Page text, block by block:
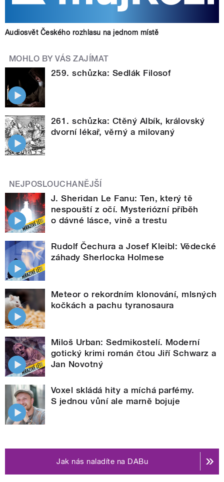
Audiosvět Českého rozhlasu na jednom místě
MOHLO BY VÁS ZAJÍMAT
259. schůzka: Sedlák Filosof
261. schůzka: Ctěný Albík, královský
dvorní lékař, věrný a milovaný
NEJPOSLOUCHANĚJŠÍ
J. Sheridan Le Fanu: Ten, který tě
nespouští z očí. Mysteriózní příběh
o dávné lásce, vině a trestu
Rudolf Čechura a Josef Kleibl: Vědecké
záhady Sherlocka Holmese
Meteor o rekordním klonování, mlsných
kočkách a pachu tyranosaura
Miloš Urban: Sedmikostelí. Moderní
gotický krimi román čtou Jiří Schwarz a
Jan Novotný
Voxel skládá hity a míchá parfémy.
S jednou vůní ale marně bojuje
Jak nás naladíte na DABu